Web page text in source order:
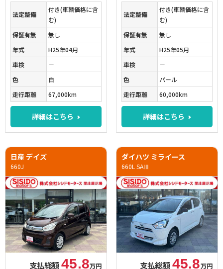
法定整備
付き(車輌価格に含
む)
保証有無
無し
年式
H25年04月
車検
－
色
白
走行距離
67,000km
詳細はこちら
法定整備
付き(車輌価格に含
む)
保証有無
無し
年式
H25年05月
車検
－
色
パール
走行距離
60,000km
詳細はこちら
日産 デイズ
660J
支払総額45.8万円
ダイハツ ミライース
660L SAⅢ
支払総額45.8万円